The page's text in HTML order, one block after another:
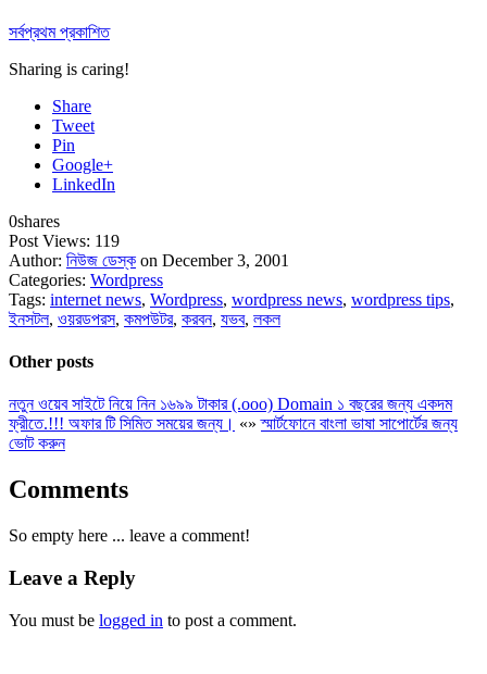
সর্বপ্রথম প্রকাশিত
Sharing is caring!
Share
Tweet
Pin
Google+
LinkedIn
0shares
Post Views: 119
Author: নিউজ ডেস্ক on December 3, 2001
Categories: Wordpress
Tags: internet news, Wordpress, wordpress news, wordpress tips,
ইনসটল, ওয়রডপরস, কমপউটর, করবন, যভব, লকল
Other posts
নতুন ওয়েব সাইটে নিয়ে নিন ১৬৯৯ টাকার (.ooo) Domain ১ বছরের জন্য একদম
ফ্রীতে.!!! অফার টি সিমিত সময়ের জন্য। «»স্মার্টফোনে বাংলা ভাষা সাপোর্টের জন্য
ভোট করুন
Comments
So empty here ... leave a comment!
Leave a Reply
You must be logged in to post a comment.